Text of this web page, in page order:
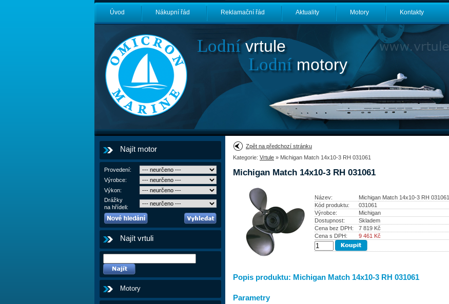
Úvod Nákupní řád Reklamační řád Aktuality Motory Kontakty
Lodnívrtule
Lodnímotory
Najít motor
Provedení:
Výrobce:
Výkon:
Drážky
na hřídeli:
Najít vrtuli
Motory
Zpět na předchozí stránku
Kategorie: Vrtule » Michigan Match 14x10-3 RH 031061
Michigan Match 14x10-3 RH 031061
Název:
Michigan Match 14x10-3 RH 031061
Kód produktu:
031061
Výrobce:
Michigan
Dostupnost:
Skladem
Cena bez DPH:
7 819 Kč
Cena s DPH:
9 461 Kč
Popis produktu: Michigan Match 14x10-3 RH 031061
Parametry